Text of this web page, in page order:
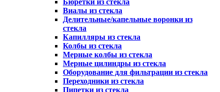
Бюретки из стекла
Виалы из стекла
Делительные/капельные воронки из
стекла
Капилляры из стекла
Колбы из стекла
Мерные колбы из стекла
Мерные цилиндры из стекла
Оборудование для фильтрации из стекла
Переходники из стекла
Пипетки из стекла